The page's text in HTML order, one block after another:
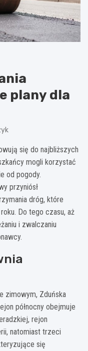
plany dla
się do najbliższych
mogli korzystać
od pogody.
przyniósł
dróg, które
Do tego czasu, aż
i zwalczaniu
zimowym, Zduńska
północny obejmuje
rejon
natomiast trzeci
się